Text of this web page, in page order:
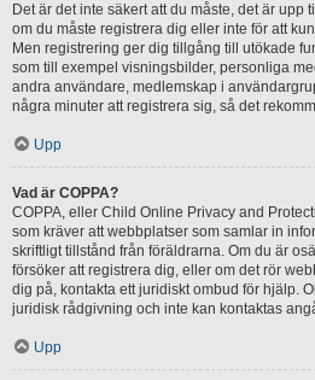
Det är det inte säkert att du måste, det är upp
om du måste registrera dig eller inte för att
Men registrering ger dig tillgång till utökade
som till exempel visningsbilder, personliga
andra användare, medlemskap i
några minuter att registrera sig, så det
Upp
Vad är COPPA?
COPPA, eller Child Online Privacy and
som kräver att webbplatser som samlar in
skriftligt tillstånd från föräldrarna. Om du är
försöker att registrera dig, eller om det rör
dig på, kontakta ett juridiskt ombud för hjälp.
juridisk rådgivning och inte kan kontaktas
Upp